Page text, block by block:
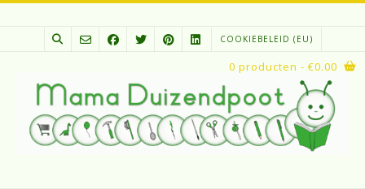
Spring
COOKIEBELEID (EU)
0 producten - €0.00